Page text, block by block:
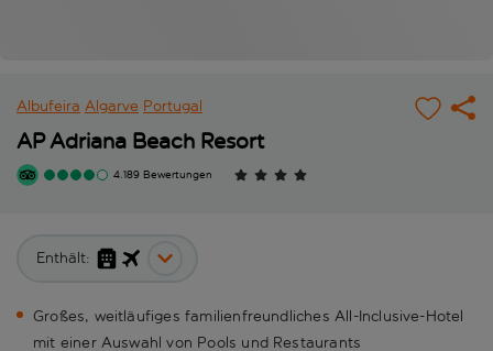
Albufeira Algarve Portugal
AP Adriana Beach Resort
4.189 Bewertungen
Enthält:
Großes, weitläufiges familienfreundliches All-Inclusive-Hotel
mit einer Auswahl von Pools und Restaurants